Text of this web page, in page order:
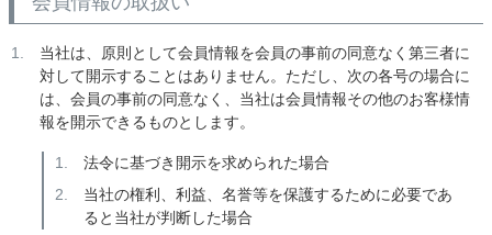
当社は、原則として会員情報を会員の事前の同意なく第三者に
対して開示することはありません。ただし、次の各号の場合に
は、会員の事前の同意なく、当社は会員情報その他のお客様情
報を開示できるものとします。
法令に基づき開示を求められた場合
当社の権利、利益、名誉等を保護するために必要であ
ると当社が判断した場合